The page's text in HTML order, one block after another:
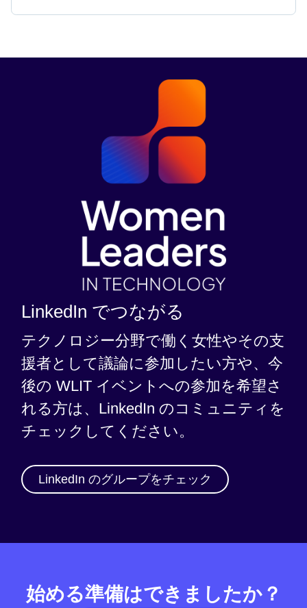
LinkedIn でつながる
テクノロジー分野で働く女性やその支
援者として議論に参加したい方や、今
後の WLIT イベントへの参加を希望さ
れる方は、LinkedIn のコミュニティを
チェックしてください。
LinkedIn のグループをチェック
始める準備はできましたか？